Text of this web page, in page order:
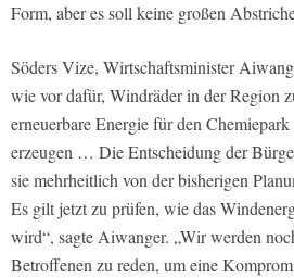
Form, aber es soll keine großen
Söders Vize, Wirtschaftsminister
wie vor dafür, Windräder in der Region
erneuerbare Energie für den
erzeugen … Die Entscheidung der
sie mehrheitlich von der bisherigen
Es gilt jetzt zu prüfen, wie das
wird“, sagte Aiwanger. „Wir werden
Betroffenen zu reden, um eine